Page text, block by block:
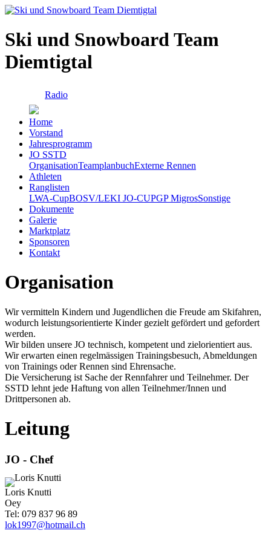
Ski und Snowboard Team
Diemtigtal
Radio
Home
Vorstand
Jahresprogramm
JO SSTD
OrganisationTeamplanbuchExterne Rennen
Athleten
Ranglisten
LWA-CupBOSV/LEKI JO-CUPGP MigrosSonstige
Dokumente
Galerie
Marktplatz
Sponsoren
Kontakt
Organisation
Wir vermitteln Kindern und Jugendlichen die Freude am Skifahren,
wodurch leistungsorientierte Kinder gezielt gefördert und gefordert
werden.
Wir bilden unsere JO technisch, kompetent und zielorientiert aus.
Wir erwarten einen regelmässigen Trainingsbesuch, Abmeldungen
von Trainings oder Rennen sind Ehrensache.
Die Versicherung ist Sache der Rennfahrer und Teilnehmer. Der
SSTD lehnt jede Haftung von allen Teilnehmer/Innen und
Drittpersonen ab.
Leitung
JO - Chef
Loris Knutti
Oey
Tel: 079 837 96 89
lok1997@hotmail.ch